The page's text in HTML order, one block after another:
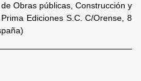
Obras públicas, Construcción y
Ediciones S.C. C/Orense, 8